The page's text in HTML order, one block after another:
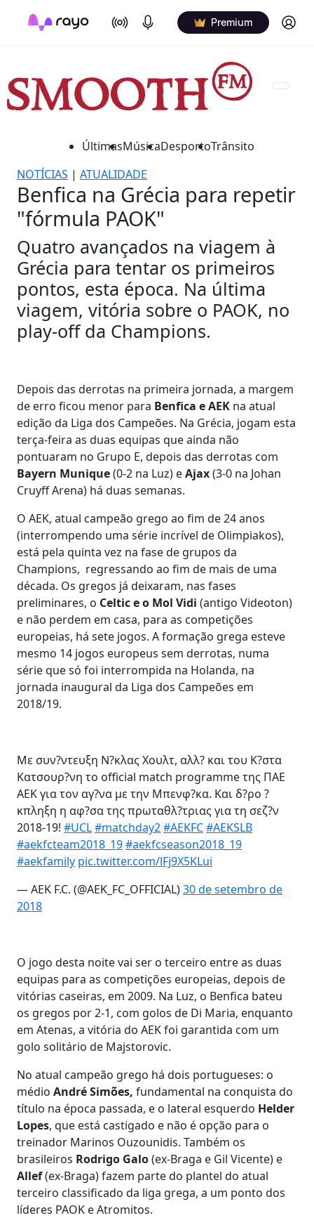
On Air Podcasts Premium Log in
ÚltimasMúsicaDesportoTrânsito
NOTÍCIAS | ATUALIDADE
Benfica na Grécia para repetir
"fórmula PAOK"
Quatro avançados na viagem à
Grécia para tentar os primeiros
pontos, esta época. Na última
viagem, vitória sobre o PAOK, no
play-off da Champions.
Depois das derrotas na primeira jornada, a margem
de erro ficou menor para Benfica e AEK na atual
edição da Liga dos Campeões. Na Grécia, jogam esta
terça-feira as duas equipas que ainda não
pontuaram no Grupo E, depois das derrotas com
Bayern Munique(0-2 na Luz) eAjax(3-0 na Johan
Cruyff Arena) há duas semanas.
O AEK, atual campeão grego ao fim de 24 anos
(interrompendo uma série incrível de Olimpiakos),
está pela quinta vez na fase de grupos da
Champions, regressando ao fim de mais de uma
década. Os gregos já deixaram, nas fases
preliminares, o Celtic e o Mol Vidi (antigo Videoton)
e não perdem em casa, para as competições
europeias, há sete jogos. A formação grega esteve
mesmo 14 jogos europeus sem derrotas, numa
série que só foi interrompida na Holanda, na
jornada inaugural da Liga dos Campeões em
2018/19.
Με συν?ντευξη Ν?κλας Χουλτ, αλλ? και του Κ?στα
Κατσουρ?νη το official match programme της ΠΑΕ
ΑΕΚ για τον αγ?να με την Μπενφ?κα. Και δ?ρο ?
κπληξη η αφ?σα της πρωταθλ?τριας για τη σεζ?ν
2018-19! #UCL#matchday2#AEKFC#AEKSLB
#aekfcteam2018_19#aekfcseason2018_19
#aekfamily pic.twitter.com/lFj9X5KLui
— AEK F.C. (@AEK_FC_OFFICIAL)30 de setembro de
2018
O jogo desta noite vai ser o terceiro entre as duas
equipas para as competições europeias, depois de
vitórias caseiras, em 2009. Na Luz, o Benfica bateu
os gregos por 2-1, com golos de Di Maria, enquanto
em Atenas, a vitória do AEK foi garantida com um
golo solitário de Majstorovic.
No atual campeão grego há dois portugueses: o
médio André Simões, fundamental na conquista do
título na época passada, e o lateral esquerdo Helder
Lopes, que está castigado e não é opção para o
treinador Marinos Ouzounidis. Também os
brasileiros Rodrigo Galo(ex-Braga e Gil Vicente) e
Allef(ex-Braga) fazem parte do plantel do atual
terceiro classificado da liga grega, a um ponto dos
líderes PAOK e Atromitos.